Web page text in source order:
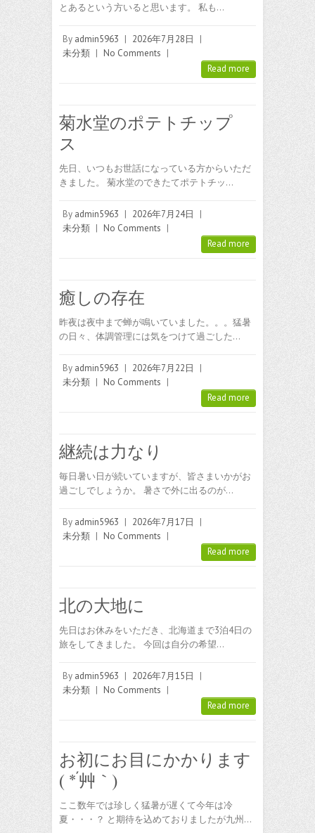
とあるという方いると思います。 私も…
By admin5963 | 2026年7月28日
|
未分類 | No Comments |
Read more
菊水堂のポテトチップ
ス
先日、いつもお世話になっている方からいただ
きました。 菊水堂のできたてポテトチッ…
By admin5963 | 2026年7月24日
|
未分類 | No Comments |
Read more
癒しの存在
昨夜は夜中まで蝉が鳴いていました。。。猛暑
の日々、体調管理には気をつけて過ごした…
By admin5963 | 2026年7月22日
|
未分類 | No Comments |
Read more
継続は力なり
毎日暑い日が続いていますが、皆さまいかがお
過ごしでしょうか。 暑さで外に出るのが…
By admin5963 | 2026年7月17日
|
未分類 | No Comments |
Read more
北の大地に
先日はお休みをいただき、北海道まで3泊4日の
旅をしてきました。 今回は自分の希望…
By admin5963 | 2026年7月15日
|
未分類 | No Comments |
Read more
お初にお目にかかります
( *´艸｀)
ここ数年では珍しく猛暑が遅くて今年は冷
夏・・・？ と期待を込めておりましたが九州…